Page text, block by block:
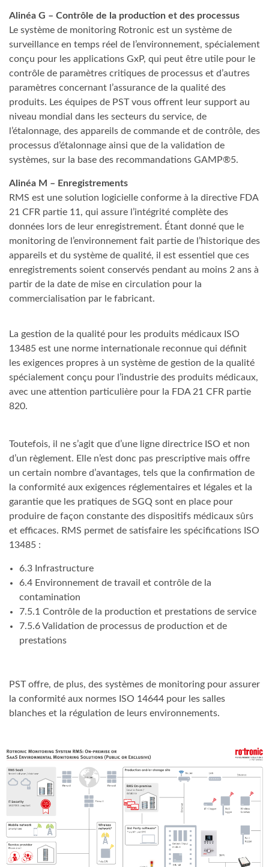
Alinéa G – Contrôle de la production et des processus
Le système de monitoring Rotronic est un système de
surveillance en temps réel de l’environnement, spécialement
conçu pour les applications GxP, qui peut être utile pour le
contrôle de paramètres critiques de processus et d’autres
paramètres concernant l’assurance de la qualité des
produits. Les équipes de PST vous offrent leur support au
niveau mondial dans les secteurs du service, de
l’étalonnage, des appareils de commande et de contrôle, des
processus d’étalonnage ainsi que de la validation de
systèmes, sur la base des recommandations GAMP®5.
Alinéa M – Enregistrements
RMS est une solution logicielle conforme à la directive FDA
21 CFR partie 11, qui assure l’intégrité complète des
données lors de leur enregistrement. Étant donné que le
monitoring de l’environnement fait partie de l’historique des
appareils et du système de qualité, il est essentiel que ces
enregistrements soient conservés pendant au moins 2 ans à
partir de la date de mise en circulation pour la
commercialisation par le fabricant.
La gestion de la qualité pour les produits médicaux ISO
13485 est une norme internationale reconnue qui définit
les exigences propres à un système de gestion de la qualité
spécialement conçu pour l’industrie des produits médicaux,
avec une attention particulière pour la FDA 21 CFR partie
820.
Toutefois, il ne s’agit que d’une ligne directrice ISO et non
d’un règlement. Elle n’est donc pas prescriptive mais offre
un certain nombre d’avantages, tels que la confirmation de
la conformité aux exigences réglementaires et légales et la
garantie que les pratiques de SGQ sont en place pour
produire de façon constante des dispositifs médicaux sûrs
et efficaces. RMS permet de satisfaire les spécifications ISO
13485 :
6.3 Infrastructure
6.4 Environnement de travail et contrôle de la
contamination
7.5.1 Contrôle de la production et prestations de service
7.5.6 Validation de processus de production et de
prestations
PST offre, de plus, des systèmes de monitoring pour assurer
la conformité aux normes ISO 14644 pour les salles
blanches et la régulation de leurs environnements.